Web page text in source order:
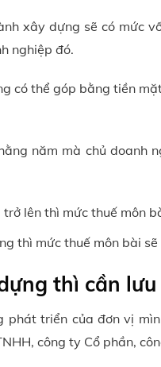
xây dựng sẽ có mức
nghiệp đó.
có thể góp bằng tiền
năm mà chủ doanh
lên thì mức thuế môn
thì mức thuế môn bài
thì cần
phát triển của đơn vị
công ty Cổ phần,